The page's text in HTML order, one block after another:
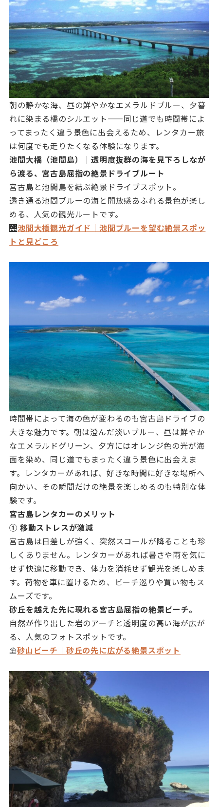
朝の静かな海、昼の鮮やかなエメラルドブルー、夕暮
れに染まる橋のシルエット——同じ道でも時間帯によ
ってまったく違う景色に出会えるため、レンタカー旅
は何度でも走りたくなる体験になります。
池間大橋（池間島）｜透明度抜群の海を見下ろしなが
ら渡る、宮古島屈指の絶景ドライブルート
宮古島と池間島を結ぶ絶景ドライブスポット。
透き通る池間ブルーの海と開放感あふれる景色が楽し
める、人気の観光ルートです。
🌉池間大橋観光ガイド｜池間ブルーを望む絶景スポッ
トと見どころ
時間帯によって海の色が変わるのも宮古島ドライブの
大きな魅力です。朝は澄んだ淡いブルー、昼は鮮やか
なエメラルドグリーン、夕方にはオレンジ色の光が海
面を染め、同じ道でもまったく違う景色に出会えま
す。レンタカーがあれば、好きな時間に好きな場所へ
向かい、その瞬間だけの絶景を楽しめるのも特別な体
験です。
宮古島レンタカーのメリット
① 移動ストレスが激減
宮古島は日差しが強く、突然スコールが降ることも珍
しくありません。レンタカーがあれば暑さや雨を気に
せず快適に移動でき、体力を消耗せず観光を楽しめま
す。荷物を車に置けるため、ビーチ巡りや買い物もス
ムーズです。
砂丘を越えた先に現れる宮古島屈指の絶景ビーチ。
自然が作り出した岩のアーチと透明度の高い海が広が
る、人気のフォトスポットです。
⛱️砂山ビーチ｜砂丘の先に広がる絶景スポット